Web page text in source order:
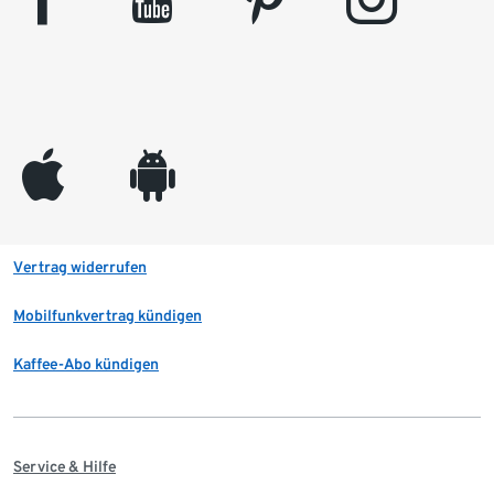
appleinc android
Vertrag widerrufen
Mobilfunkvertrag kündigen
Kaffee-Abo kündigen
Service & Hilfe